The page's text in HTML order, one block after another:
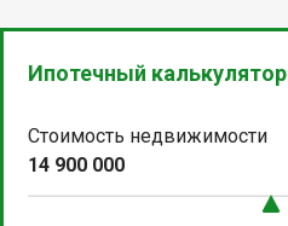
Ипотечный калькулятор
Стоимость недвижимости
14 900 000